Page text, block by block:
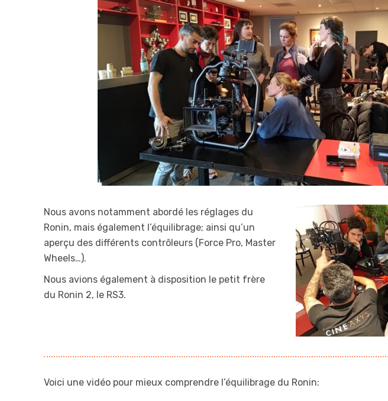
Nous avons notamment abordé les réglages du
Ronin, mais également l’équilibrage; ainsi qu’un
aperçu des différents contrôleurs (Force Pro, Master
Wheels…).
Nous avions également à disposition le petit frère
du Ronin 2, le RS3.
Voici une vidéo pour mieux comprendre l’équilibrage du Ronin: